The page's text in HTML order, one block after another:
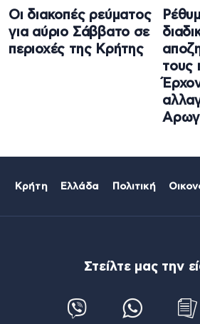
Οι διακοπές ρεύματος
για αύριο Σάββατο σε
περιοχές της Κρήτης
τους
Κρήτη Ελλάδα Πολιτική
Στείλτε μας την